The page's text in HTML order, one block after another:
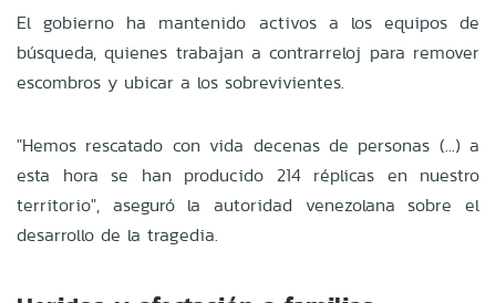
El gobierno ha mantenido activos a los equipos de
búsqueda, quienes trabajan a contrarreloj para remover
escombros y ubicar a los sobrevivientes.
"Hemos rescatado con vida decenas de personas (...) a
esta hora se han producido 214 réplicas en nuestro
territorio", aseguró la autoridad venezolana sobre el
desarrollo de la tragedia.